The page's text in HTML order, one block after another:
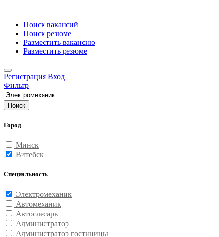
Поиск вакансий
Поиск резюме
Разместить вакансию
Разместить резюме
Регистрация Вход
Фильтр
Поиск
Город
Минск
Витебск
Специальность
Электромеханик
Автомеханик
Автослесарь
Администратор
Администратор гостиницы